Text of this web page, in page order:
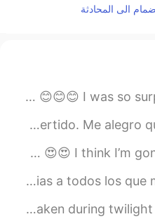
Yesterday I received my university exam
Feliz cumpleaños a mi mamá. Fue un fin de
Beautiful Countries: [Argentina Part 2]
Feliz dia del amigo! amigxs de Argentina! 🇦🇷
The view of Sydney Harbour Bridge from